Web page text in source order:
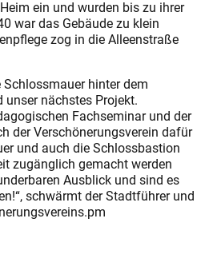
ein und wurden bis zu ihrer
war das Gebäude zu klein
zog in die Alleenstraße
hinter dem
unser nächs­tes Projekt.
Fachseminar und der
der Verschönerungsverein dafür
und auch die Schlossbastion
zugänglich gemacht werden
Ausblick und sind es
schwärmt der Stadtführer und